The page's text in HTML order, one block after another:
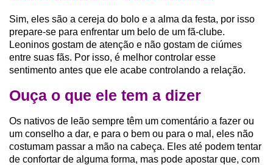
Sim, eles são a cereja do bolo e a alma da festa, por isso
prepare-se para enfrentar um belo de um fã-clube.
Leoninos gostam de atenção e não gostam de ciúmes
entre suas fãs. Por isso, é melhor controlar esse
sentimento antes que ele acabe controlando a relação.
Ouça o que ele tem a dizer
Os nativos de leão sempre têm um comentário a fazer ou
um conselho a dar, e para o bem ou para o mal, eles não
costumam passar a mão na cabeça. Eles até podem tentar
de confortar de alguma forma, mas pode apostar que, com